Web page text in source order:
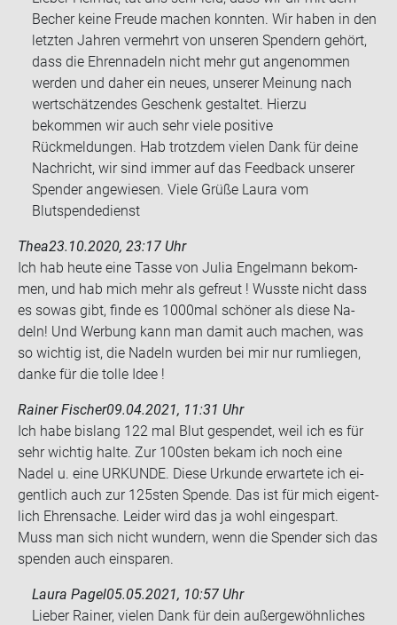
Becher keine Freude machen konnten. Wir haben in den
letzten Jahren vermehrt von unseren Spendern gehört,
dass die Ehrennadeln nicht mehr gut angenommen
werden und daher ein neues, unserer Meinung nach
wertschätzendes Geschenk gestaltet. Hierzu
bekommen wir auch sehr viele positive
Rückmeldungen. Hab trotzdem vielen Dank für deine
Nachricht, wir sind immer auf das Feedback unserer
Spender angewiesen. Viele Grüße Laura vom
Blutspendedienst
Thea23.10.2020, 23:17 Uhr
Ich hab heute eine Tasse von Julia En­gel­mann be­kom­
men, und hab mich mehr als ge­freut ! Wuss­te nicht dass
es sowas gibt, finde es 1000mal schö­ner als diese Na­
deln! Und Wer­bung kann man damit auch ma­chen, was
so wich­tig ist, die Na­deln wur­den bei mir nur rum­lie­gen,
danke für die tolle Idee !
Rainer Fischer09.04.2021, 11:31 Uhr
Ich habe bis­lang 122 mal Blut ge­spen­det, weil ich es für
sehr wich­tig halte. Zur 100sten bekam ich noch eine
Nadel u. eine UR­KUN­DE. Diese Ur­kun­de er­war­te­te ich ei­
gent­lich auch zur 125sten Spen­de. Das ist für mich ei­gent­
lich Eh­ren­sa­che. Lei­der wird das ja wohl ein­ge­spart.
Muss man sich nicht wun­dern, wenn die Spen­der sich das
spen­den auch ein­spa­ren.
Laura Pagel05.05.2021, 10:57 Uhr
Lieber Rainer, vielen Dank für dein außergewöhnliches